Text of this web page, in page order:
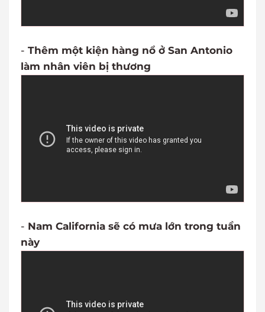
- Thêm một kiện hàng nổ ở San Antonio
làm nhân viên bị thương
- Nam California sẽ có mưa lớn trong tuần
này